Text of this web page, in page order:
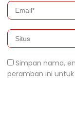
Simpan nama,
peramban ini